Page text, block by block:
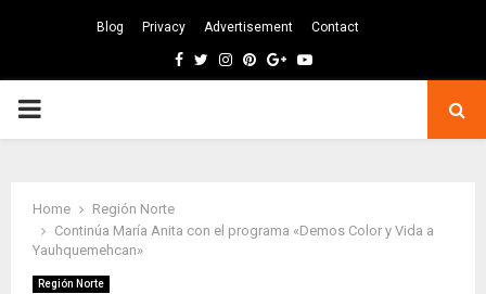
Blog Privacy Advertisement Contact
Facebook
TwitterInstagram
Pinterest
GoogleYoutube
PRIMARY
Home
Región Norte
Continúa María Anita con el programa «Demos Color y Vida a
Yauhquemehcan»
Región Norte